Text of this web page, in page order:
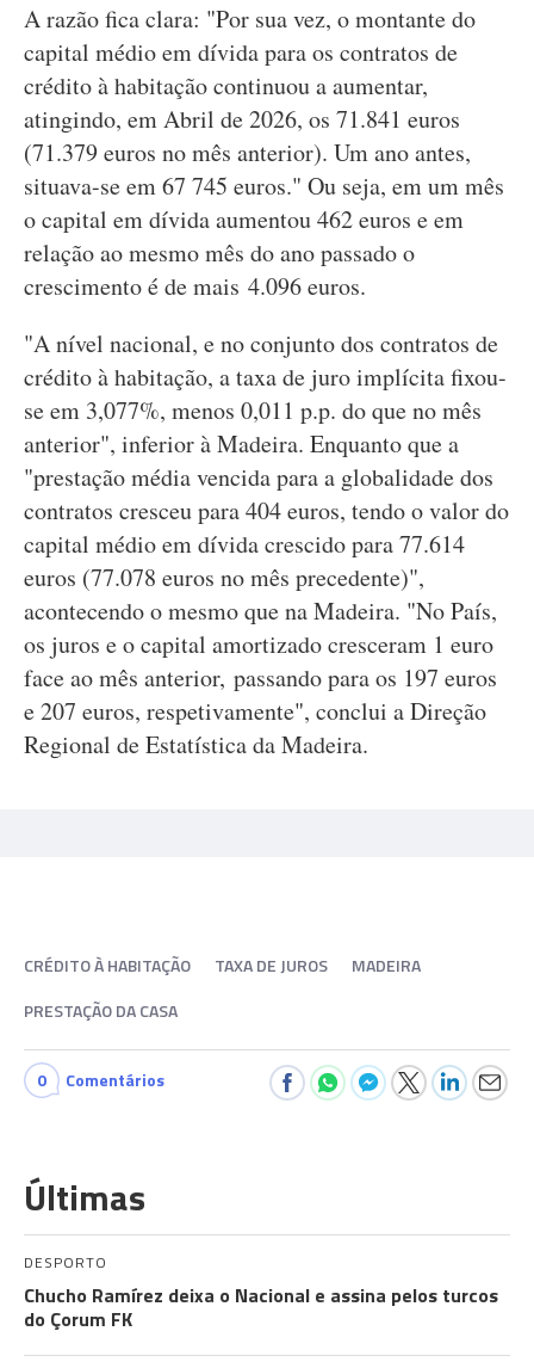
A razão fica clara: "Por sua vez, o montante do
capital médio em dívida para os contratos de
crédito à habitação continuou a aumentar,
atingindo, em Abril de 2026, os 71.841 euros
(71.379 euros no mês anterior). Um ano antes,
situava-se em 67 745 euros." Ou seja, em um mês
o capital em dívida aumentou 462 euros e em
relação ao mesmo mês do ano passado o
crescimento é de mais 4.096 euros.
"A nível nacional, e no conjunto dos contratos de
crédito à habitação, a taxa de juro implícita fixou-
se em 3,077%, menos 0,011 p.p. do que no mês
anterior", inferior à Madeira. Enquanto que a
"prestação média vencida para a globalidade dos
contratos cresceu para 404 euros, tendo o valor do
capital médio em dívida crescido para 77.614
euros (77.078 euros no mês precedente)",
acontecendo o mesmo que na Madeira. "No País,
os juros e o capital amortizado cresceram 1 euro
face ao mês anterior, passando para os 197 euros
e 207 euros, respetivamente", conclui a Direção
Regional de Estatística da Madeira.
CRÉDITO À HABITAÇÃO TAXA DE JUROS
MADEIRA
PRESTAÇÃO DA CASA
0 Comentários
Últimas
DESPORTO
Chucho Ramírez deixa o Nacional e assina pelos turcos
do Çorum FK